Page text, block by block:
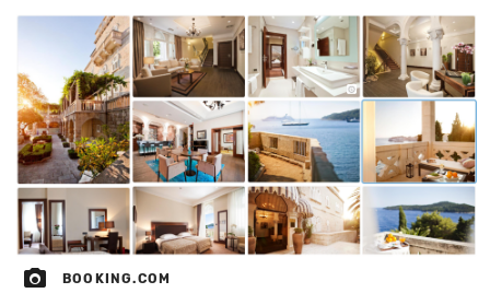
BOOKING.COM